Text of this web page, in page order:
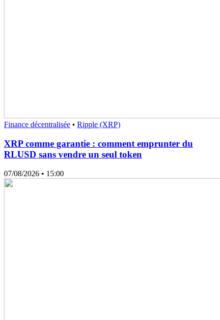
Finance décentralisée • Ripple (XRP)
XRP comme garantie : comment emprunter du
RLUSD sans vendre un seul token
07/08/2026 • 15:00